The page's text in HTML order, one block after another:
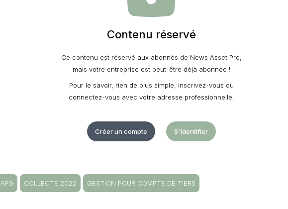
Contenu réservé
Ce contenu est réservé aux abonnés de News Asset Pro,
mais votre entreprise est peut-être déjà abonnée !
Pour le savoir, rien de plus simple, inscrivez-vous ou
connectez-vous avec votre adresse professionnelle.
Créer un compte S'identifier
AFG COLLECTE 2022 GESTION POUR COMPTE DE TIERS